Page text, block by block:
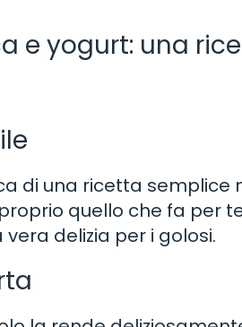
e yogurt: una
di una ricetta semplice
quello che fa per
delizia per i golosi.